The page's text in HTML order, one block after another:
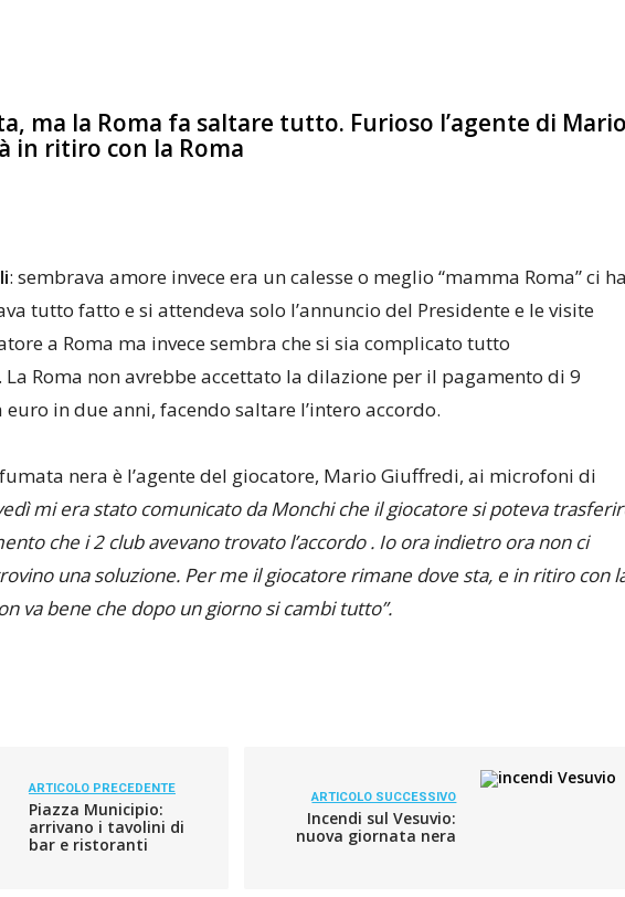
ma la Roma fa saltare tutto. Furioso l’agente di Mario
in ritiro con la Roma
: sembrava amore invece era un calesse o meglio “mamma Roma” ci ha
tutto fatto e si attendeva solo l’annuncio del Presidente e le visite
a Roma ma invece sembra che si sia complicato tutto
Roma non avrebbe accettato la dilazione per il pagamento di 9
in due anni, facendo saltare l’intero accordo.
nera è l’agente del giocatore, Mario Giuffredi, ai microfoni di
mi era stato comunicato da Monchi che il giocatore si poteva
che i 2 club avevano trovato l’accordo . Io ora indietro ora non ci
una soluzione. Per me il giocatore rimane dove sta, e in ritiro con
va bene che dopo un giorno si cambi tutto”.
ARTICOLO PRECEDENTE
Piazza Municipio:
arrivano i tavolini di
bar e ristoranti
ARTICOLO SUCCESSIVO
Incendi sul Vesuvio:
nuova giornata nera